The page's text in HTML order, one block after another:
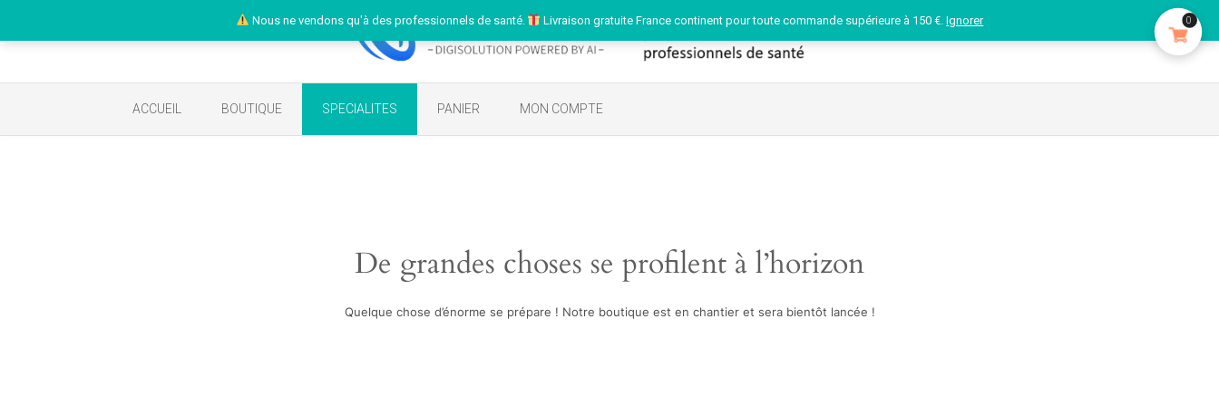
Nous ne vendons qu'à des professionnels de santé. Livraison gratuite France continent pour toute commande supérieure à 150 €.Ignorer
ACCUEIL BOUTIQUE SPECIALITES PANIER MON COMPTE
De grandes choses se profilent à l’horizon
Quelque chose d’énorme se prépare ! Notre boutique est en chantier et sera bientôt lancée !
0